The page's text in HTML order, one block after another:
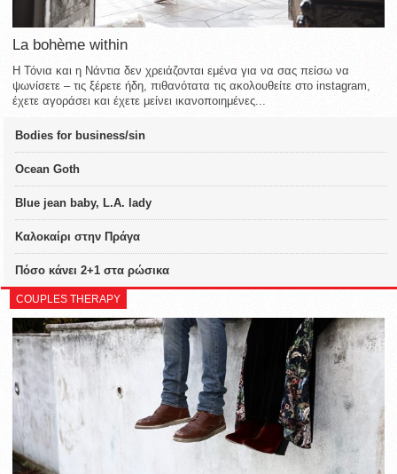
La bohème within
Η Τόνια και η Νάντια δεν χρειάζονται εμένα για να σας πείσω να
ψωνίσετε – τις ξέρετε ήδη, πιθανότατα τις ακολουθείτε στο instagram,
έχετε αγοράσει και έχετε μείνει ικανοποιημένες...
Bodies for business/sin
Ocean Goth
Blue jean baby, L.A. lady
Καλοκαίρι στην Πράγα
Πόσο κάνει 2+1 στα ρώσικα
COUPLES THERAPY